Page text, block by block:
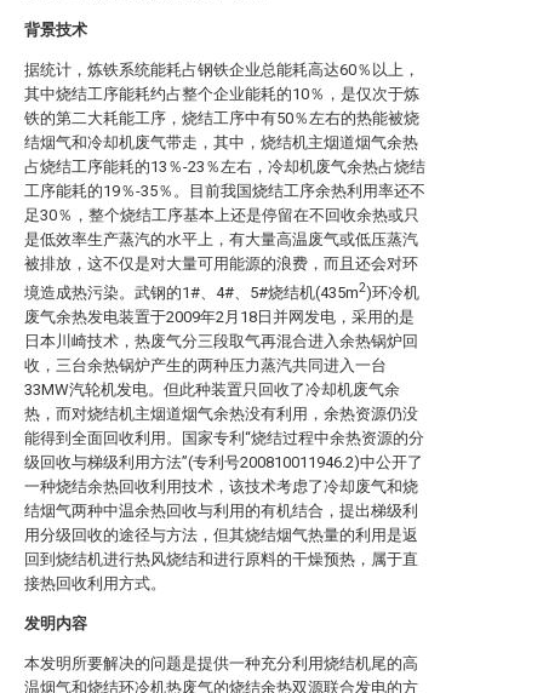
背景技术
据统计，炼铁系统能耗占钢铁企业总能耗高达60％以上，
其中烧结工序能耗约占整个企业能耗的10％，是仅次于炼
铁的第二大耗能工序，烧结工序中有50％左右的热能被烧
结烟气和冷却机废气带走，其中，烧结机主烟道烟气余热
占烧结工序能耗的13％-23％左右，冷却机废气余热占烧结
工序能耗的19％-35％。目前我国烧结工序余热利用率还不
足30％，整个烧结工序基本上还是停留在不回收余热或只
是低效率生产蒸汽的水平上，有大量高温废气或低压蒸汽
被排放，这不仅是对大量可用能源的浪费，而且还会对环
境造成热污染。武钢的1#、4#、5#烧结机(435m2)环冷机
废气余热发电装置于2009年2月18日并网发电，采用的是
日本川崎技术，热废气分三段取气再混合进入余热锅炉回
收，三台余热锅炉产生的两种压力蒸汽共同进入一台
33MW汽轮机发电。但此种装置只回收了冷却机废气余
热，而对烧结机主烟道烟气余热没有利用，余热资源仍没
能得到全面回收利用。国家专利“烧结过程中余热资源的分
级回收与梯级利用方法”(专利号200810011946.2)中公开了
一种烧结余热回收利用技术，该技术考虑了冷却废气和烧
结烟气两种中温余热回收与利用的有机结合，提出梯级利
用分级回收的途径与方法，但其烧结烟气热量的利用是返
回到烧结机进行热风烧结和进行原料的干燥预热，属于直
接热回收利用方式。
发明内容
本发明所要解决的问题是提供一种充分利用烧结机尾的高
温烟气和烧结环冷机热废气的烧结余热双源联合发电的方